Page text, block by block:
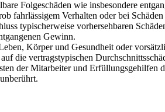
Folgeschäden wie insbesondere
fahrlässigem Verhalten oder bei
typischerweise vorhersehbaren
Gewinn.
Körper und Gesundheit oder
die vertragstypischen
der Mitarbeiter und Erfüllungsgehilfen